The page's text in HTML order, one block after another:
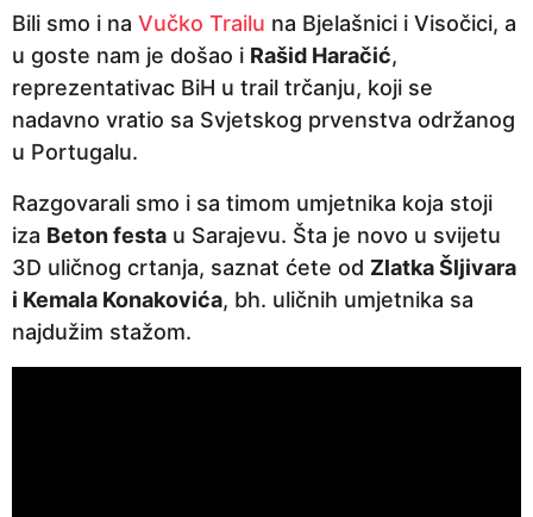
p
r
i
j
e
Bili smo i na Vučko Trailu na Bjelašnici i Visočici, a
u goste nam je došao i Rašid Haračić,
reprezentativac BiH u trail trčanju, koji se
nadavno vratio sa Svjetskog prvenstva održanog
u Portugalu.
Razgovarali smo i sa timom umjetnika koja stoji
iza Beton festa u Sarajevu. Šta je novo u svijetu
3D uličnog crtanja, saznat ćete od Zlatka Šljivara
i Kemala Konakovića, bh. uličnih umjetnika sa
najdužim stažom.